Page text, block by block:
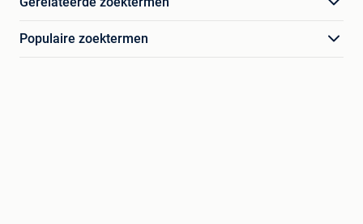
Populaire zoektermen